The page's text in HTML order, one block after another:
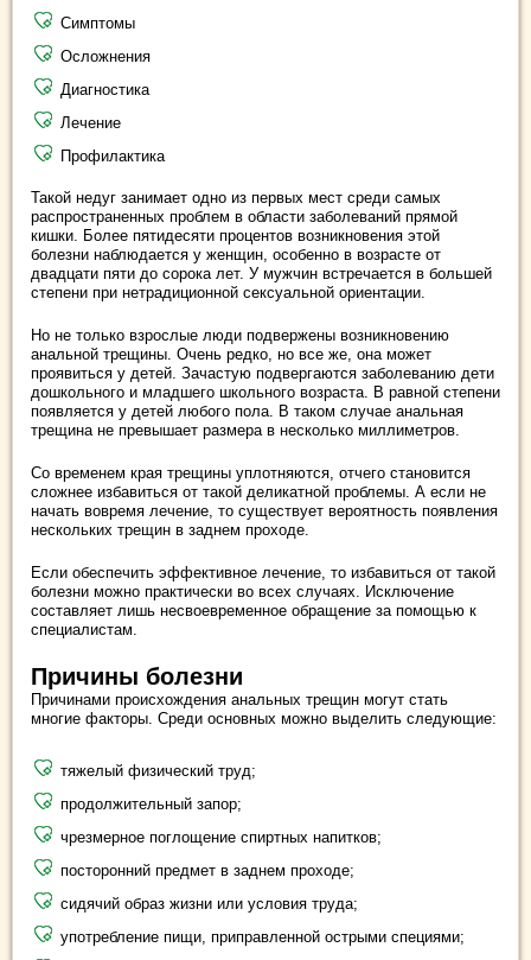
Симптомы
Осложнения
Диагностика
Лечение
Профилактика
Такой недуг занимает одно из первых мест среди самых
распространенных проблем в области заболеваний прямой
кишки. Более пятидесяти процентов возникновения этой
болезни наблюдается у женщин, особенно в возрасте от
двадцати пяти до сорока лет. У мужчин встречается в большей
степени при нетрадиционной сексуальной ориентации.
Но не только взрослые люди подвержены возникновению
анальной трещины. Очень редко, но все же, она может
проявиться у детей. Зачастую подвергаются заболеванию дети
дошкольного и младшего школьного возраста. В равной степени
появляется у детей любого пола. В таком случае анальная
трещина не превышает размера в несколько миллиметров.
Со временем края трещины уплотняются, отчего становится
сложнее избавиться от такой деликатной проблемы. А если не
начать вовремя лечение, то существует вероятность появления
нескольких трещин в заднем проходе.
Если обеспечить эффективное лечение, то избавиться от такой
болезни можно практически во всех случаях. Исключение
составляет лишь несвоевременное обращение за помощью к
специалистам.
Причины болезни
Причинами происхождения анальных трещин могут стать
многие факторы. Среди основных можно выделить следующие:
тяжелый физический труд;
продолжительный запор;
чрезмерное поглощение спиртных напитков;
посторонний предмет в заднем проходе;
сидячий образ жизни или условия труда;
употребление пищи, приправленной острыми специями;